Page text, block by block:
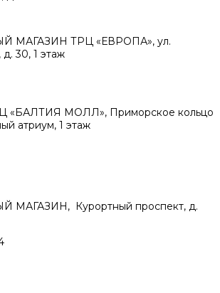
МАГАЗИН ТРЦ «ЕВРОПА», ул.
д. 30, 1 этаж
«БАЛТИЯ МОЛЛ», Приморское кольцо
атриум, 1 этаж
Курортный проспект, д.